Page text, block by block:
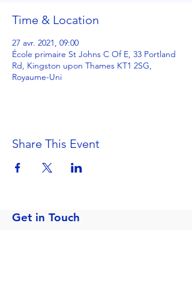
Time & Location
27 avr. 2021, 09:00
École primaire St Johns C Of E, 33 Portland
Rd, Kingston upon Thames KT1 2SG,
Royaume-Uni
Share This Event
Get in Touch